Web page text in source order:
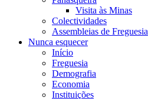
Visita às Minas
Colectividades
Assembleias de Freguesia
Nunca esquecer
Início
Freguesia
Demografia
Economia
Instituições